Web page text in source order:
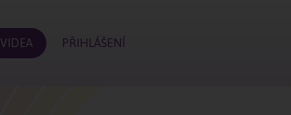
VIDEA PŘIHLÁŠENÍ